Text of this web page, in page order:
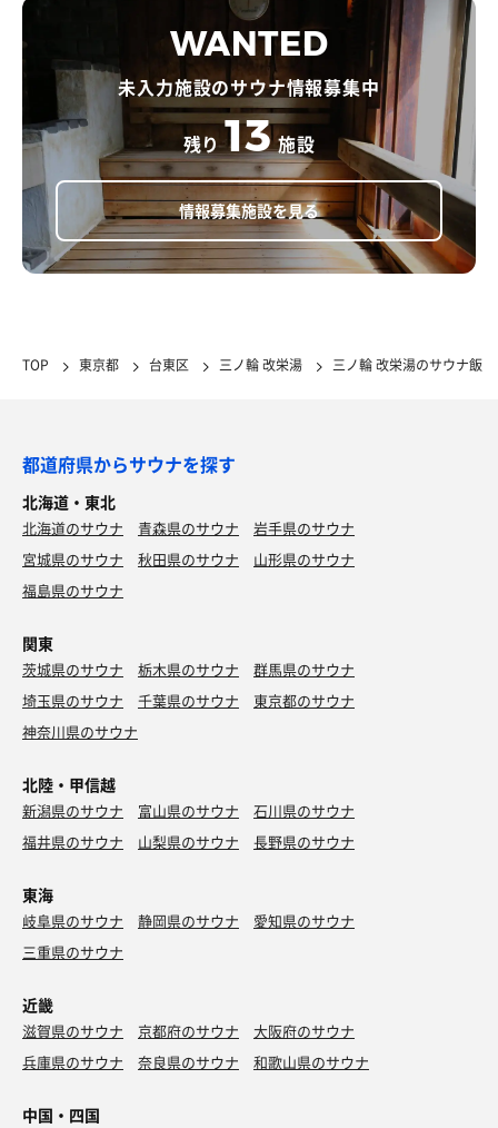
WANTED
未入力施設のサウナ情報募集中
残り 13 施設
情報募集施設を見る
TOP 東京都 台東区 三ノ輪 改栄湯 三ノ輪 改栄湯のサウナ飯
都道府県からサウナを探す
北海道・東北
北海道のサウナ 青森県のサウナ
岩手県のサウナ
宮城県のサウナ
秋田県のサウナ
山形県のサウナ
福島県のサウナ
関東
茨城県のサウナ 栃木県のサウナ
群馬県のサウナ
埼玉県のサウナ
千葉県のサウナ
東京都のサウナ
神奈川県のサウナ
北陸・甲信越
新潟県のサウナ 富山県のサウナ
石川県のサウナ
福井県のサウナ
山梨県のサウナ 長野県のサウナ
東海
岐阜県のサウナ 静岡県のサウナ
愛知県のサウナ
三重県のサウナ
近畿
滋賀県のサウナ 京都府のサウナ
大阪府のサウナ
兵庫県のサウナ
奈良県のサウナ 和歌山県のサウナ
中国・四国